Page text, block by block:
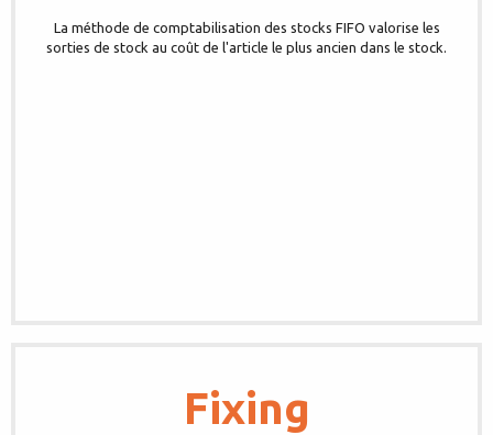
La méthode de comptabilisation des stocks FIFO valorise les
sorties de stock au coût de l'article le plus ancien dans le stock.
Fixing